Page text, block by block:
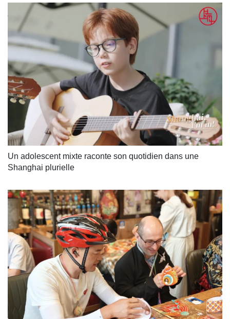
Un adolescent mixte raconte son quotidien dans une
Shanghai plurielle